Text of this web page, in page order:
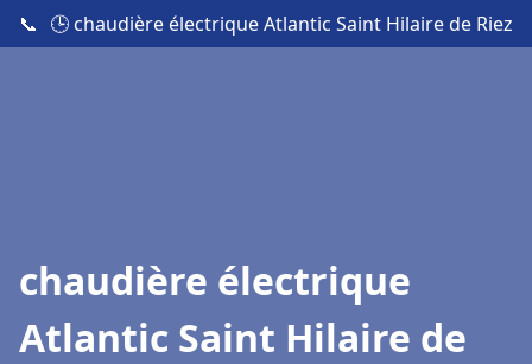
📞 🕒 chaudière électrique Atlantic Saint Hilaire de Riez
chaudière électrique
Atlantic Saint Hilaire de